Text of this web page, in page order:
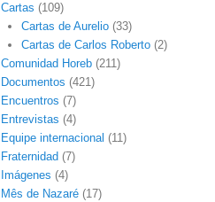
Cartas (109)
Cartas de Aurelio(33)
Cartas de Carlos Roberto(2)
Comunidad Horeb (211)
Documentos (421)
Encuentros (7)
Entrevistas (4)
Equipe internacional (11)
Fraternidad (7)
Imágenes (4)
Mês de Nazaré (17)